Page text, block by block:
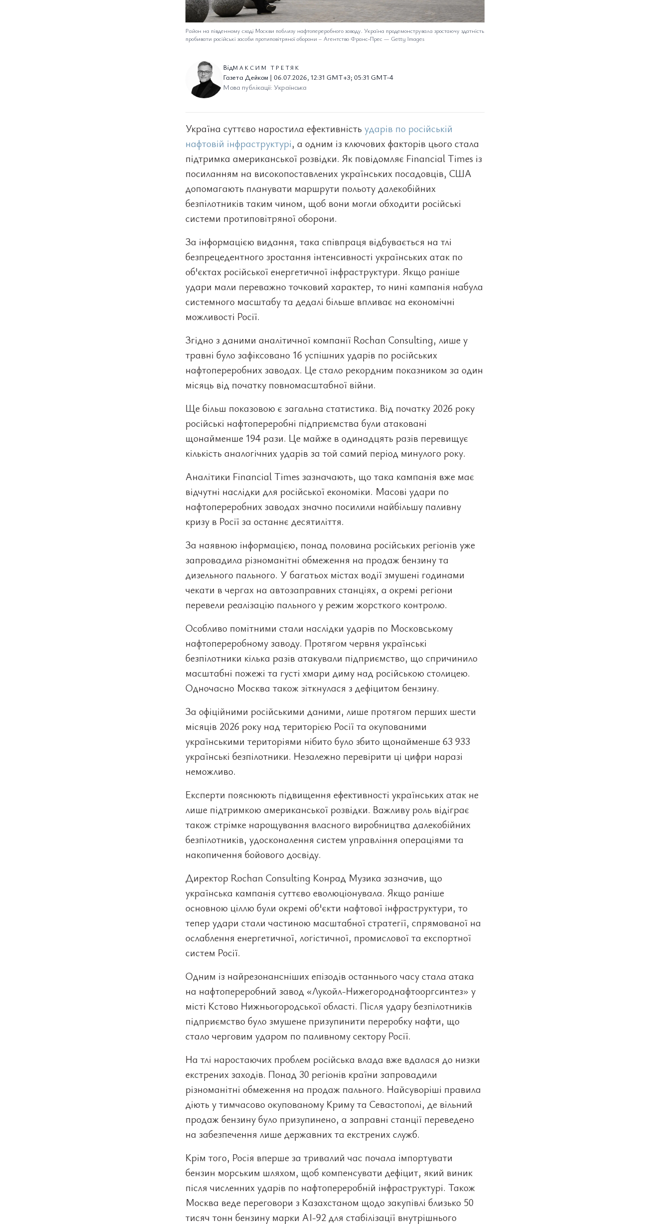
Район на південному сході Москви поблизу нафтопереробного заводу. Україна продемонструвала зростаючу здатність
пробивати російські засоби протиповітряної оборони – Агентство Франс-Прес — Getty Images
ВідМАКСИМ ТРЕТЯК
Газета Дейком | 06.07.2026, 12:31 GMT+3; 05:31 GMT-4
Мова публікації: Українська
Україна суттєво наростила ефективність ударів по російській
нафтовій інфраструктурі, а одним із ключових факторів цього стала
підтримка американської розвідки. Як повідомляє Financial Times із
посиланням на високопоставлених українських посадовців, США
допомагають планувати маршрути польоту далекобійних
безпілотників таким чином, щоб вони могли обходити російські
системи протиповітряної оборони.
За інформацією видання, така співпраця відбувається на тлі
безпрецедентного зростання інтенсивності українських атак по
об'єктах російської енергетичної інфраструктури. Якщо раніше
удари мали переважно точковий характер, то нині кампанія набула
системного масштабу та дедалі більше впливає на економічні
можливості Росії.
Згідно з даними аналітичної компанії Rochan Consulting, лише у
травні було зафіксовано 16 успішних ударів по російських
нафтопереробних заводах. Це стало рекордним показником за один
місяць від початку повномасштабної війни.
Ще більш показовою є загальна статистика. Від початку 2026 року
російські нафтопереробні підприємства були атаковані
щонайменше 194 рази. Це майже в одинадцять разів перевищує
кількість аналогічних ударів за той самий період минулого року.
Аналітики Financial Times зазначають, що така кампанія вже має
відчутні наслідки для російської економіки. Масові удари по
нафтопереробних заводах значно посилили найбільшу паливну
кризу в Росії за останнє десятиліття.
За наявною інформацією, понад половина російських регіонів уже
запровадила різноманітні обмеження на продаж бензину та
дизельного пального. У багатьох містах водії змушені годинами
чекати в чергах на автозаправних станціях, а окремі регіони
перевели реалізацію пального у режим жорсткого контролю.
Особливо помітними стали наслідки ударів по Московському
нафтопереробному заводу. Протягом червня українські
безпілотники кілька разів атакували підприємство, що спричинило
масштабні пожежі та густі хмари диму над російською столицею.
Одночасно Москва також зіткнулася з дефіцитом бензину.
За офіційними російськими даними, лише протягом перших шести
місяців 2026 року над територією Росії та окупованими
українськими територіями нібито було збито щонайменше 63 933
українські безпілотники. Незалежно перевірити ці цифри наразі
неможливо.
Експерти пояснюють підвищення ефективності українських атак не
лише підтримкою американської розвідки. Важливу роль відіграє
також стрімке нарощування власного виробництва далекобійних
безпілотників, удосконалення систем управління операціями та
накопичення бойового досвіду.
Директор Rochan Consulting Конрад Музика зазначив, що
українська кампанія суттєво еволюціонувала. Якщо раніше
основною ціллю були окремі об'єкти нафтової інфраструктури, то
тепер удари стали частиною масштабної стратегії, спрямованої на
ослаблення енергетичної, логістичної, промислової та експортної
систем Росії.
Одним із найрезонансніших епізодів останнього часу стала атака
на нафтопереробний завод «Лукойл-Нижегороднафтооргсинтез» у
місті Кстово Нижньогородської області. Після удару безпілотників
підприємство було змушене призупинити переробку нафти, що
стало черговим ударом по паливному сектору Росії.
На тлі наростаючих проблем російська влада вже вдалася до низки
екстрених заходів. Понад 30 регіонів країни запровадили
різноманітні обмеження на продаж пального. Найсуворіші правила
діють у тимчасово окупованому Криму та Севастополі, де вільний
продаж бензину було призупинено, а заправні станції переведено
на забезпечення лише державних та екстрених служб.
Крім того, Росія вперше за тривалий час почала імпортувати
бензин морським шляхом, щоб компенсувати дефіцит, який виник
після численних ударів по нафтопереробній інфраструктурі. Також
Москва веде переговори з Казахстаном щодо закупівлі близько 50
тисяч тонн бензину марки АІ-92 для стабілізації внутрішнього